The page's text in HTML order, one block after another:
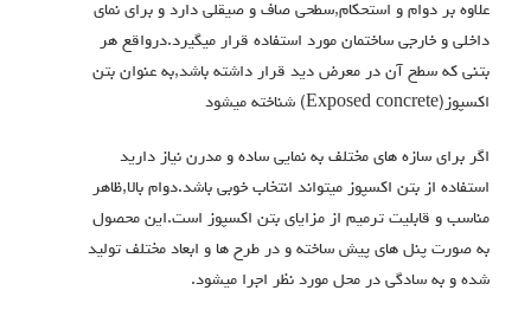
علاوه بر دوام و استحکام,سطحی صاف و صیقلی دارد و برای نمای
داخلی و خارجی ساختمان مورد استفاده قرار میگیرد.درواقع هر
بتنی که سطح آن در معرض دید قرار داشته باشد,به عنوان بتن
اکسپوز(Exposed concrete) شناخته میشود
اگر برای سازه های مختلف به نمایی ساده و مدرن نیاز دارید
استفاده از بتن اکسپوز میتواند انتخاب خوبی باشد.دوام بالا,ظاهر
مناسب و قابلیت ترمیم از مزایای بتن اکسپوز است.این محصول
به صورت پنل های پیش ساخته و در طرح ها و ابعاد مختلف تولید
شده و به سادگی در محل مورد نظر اجرا میشود.